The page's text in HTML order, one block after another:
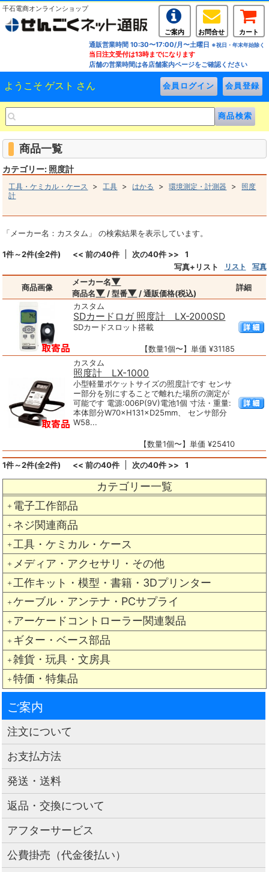
千石電商オンラインショップ
ご案内 お問合せ
カート
通販営業時間 10:30〜17:00/月〜土曜日 ※祝日・年末年始除く
当日注文受付は13時までになります
店舗の営業時間は各店舗案内ページをご確認ください
ようこそ ゲスト さん
カテゴリー一覧
＋ 電子工作部品
＋ ネジ関連商品
＋ 工具・ケミカル・ケース
＋ メディア・アクセサリ・その他
＋ 工作キット・模型・書籍・3Dプリンター
＋ ケーブル・アンテナ・PCサプライ
＋ アーケードコントローラー関連製品
＋ ギター・ベース部品
＋ 雑貨・玩具・文房具
＋ 特価・特集品
商品一覧
カテゴリー: 照度計
工具・ケミカル・ケース > 工具 >はかる >環境測定・計測器 > 照度
計
「メーカー名：カスタム」 の検索結果を表示しています。
1件～2件(全2件) << 前の40件 次の40件 >>
1
写真+リスト
リスト 写真
商品画像
メーカー名▼
商品名▼ / 型番▼ / 通販価格(税込)
詳細
カスタム
SDカードロガ 照度計 LX-2000SD
SDカードスロット搭載
【数量1個〜】単価 ¥31185
カスタム
照度計 LX-1000
小型軽量ポケットサイズの照度計です センサ
ー部分を別にすることで離れた場所の測定が
可能です 電源:006P(9V)電池1個 寸法・重量:
本体部分W70×H131×D25mm、 センサ部分
W58...
【数量1個〜】単価 ¥25410
1件～2件(全2件) << 前の40件 次の40件 >> 1
ご案内
注文について
お支払方法
発送・送料
返品・交換について
アフターサービス
公費掛売（代金後払い）